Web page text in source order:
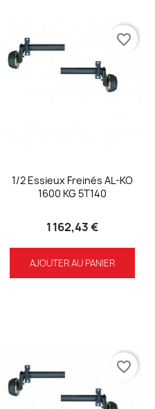
1/2 Essieux Freinés AL-KO
1600 KG 5T140
1 162,43 €
AJOUTER AU PANIER
favorite_border
favorite_border